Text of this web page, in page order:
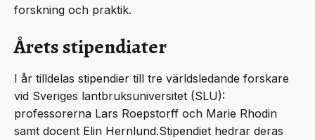
forskning och praktik.
Årets stipendiater
I år tilldelas stipendier till tre världsledande forskare
vid Sveriges lantbruksuniversitet (SLU):
professorerna Lars Roepstorff och Marie Rhodin
samt docent Elin Hernlund.Stipendiet hedrar deras